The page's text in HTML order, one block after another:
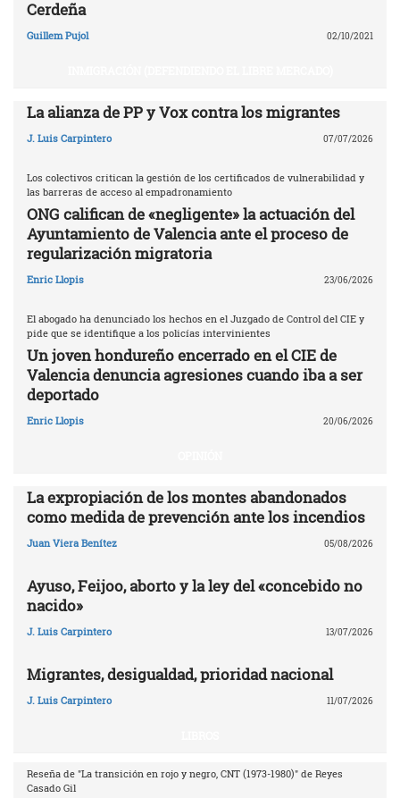
Cerdeña
Guillem Pujol 02/10/2021
La alianza de PP y Vox contra los migrantes
J. Luis Carpintero 07/07/2026
Los colectivos critican la gestión de los certificados de vulnerabilidad y
las barreras de acceso al empadronamiento
ONG califican de «negligente» la actuación del
Ayuntamiento de Valencia ante el proceso de
regularización migratoria
Enric Llopis 23/06/2026
El abogado ha denunciado los hechos en el Juzgado de Control del CIE y
pide que se identifique a los policías intervinientes
Un joven hondureño encerrado en el CIE de
Valencia denuncia agresiones cuando iba a ser
deportado
Enric Llopis 20/06/2026
La expropiación de los montes abandonados
como medida de prevención ante los incendios
Juan Viera Benítez 05/08/2026
Ayuso, Feijoo, aborto y la ley del «concebido no
nacido»
J. Luis Carpintero 13/07/2026
Migrantes, desigualdad, prioridad nacional
J. Luis Carpintero 11/07/2026
Reseña de "La transición en rojo y negro, CNT (1973-1980)" de Reyes
Casado Gil